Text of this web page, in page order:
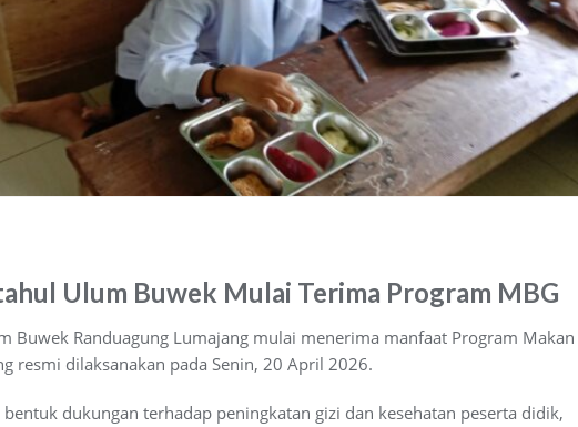
Ulum Buwek Mulai Terima Program MBG
Buwek Randuagung Lumajang mulai menerima manfaat Program Makan
resmi dilaksanakan pada Senin, 20 April 2026.
dukungan terhadap peningkatan gizi dan kesehatan peserta didik,